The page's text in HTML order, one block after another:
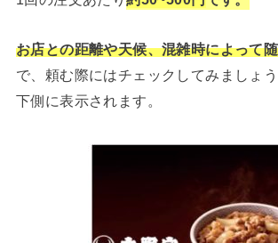
お店との距離や天候、混雑時によって
で、頼む際にはチェックしてみましょ
下側に表示されます。